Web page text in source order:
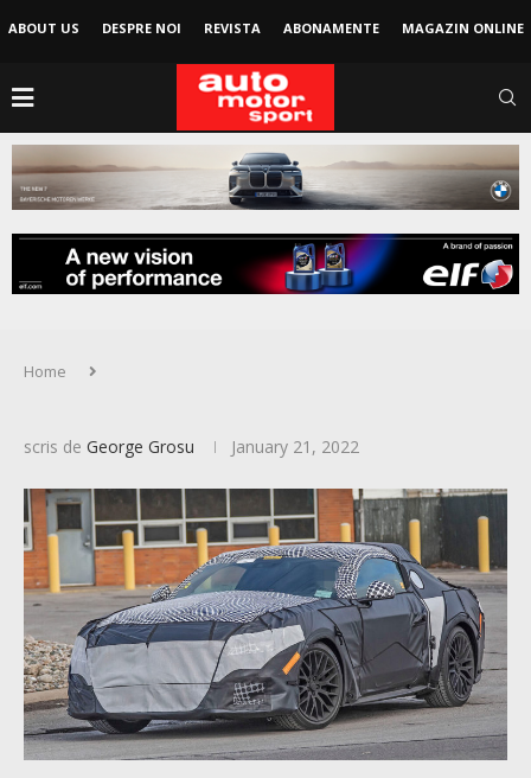
ABOUT US DESPRE NOI REVISTA ABONAMENTE MAGAZIN ONLINE
Home
scris de George Grosu January 21, 2022